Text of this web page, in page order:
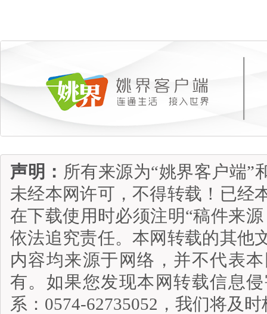
声明： 所有来源为“姚界客户端”
未经本网许可，不得转载！已经
在下载使用时必须注明“稿件来
依法追究责任。本网转载的其他
内容均来源于网络，并不代表
有。如果您发现本网转载信息
系：0574-62735052，我们将及